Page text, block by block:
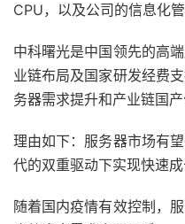
CPU，以及公司的信息化
中科曙光是中国领先的高
业链布局及国家研发经费
务器需求提升和产业链国
理由如下：服务器市场有
代的双重驱动下实现快速成
随着国内疫情有效控制，